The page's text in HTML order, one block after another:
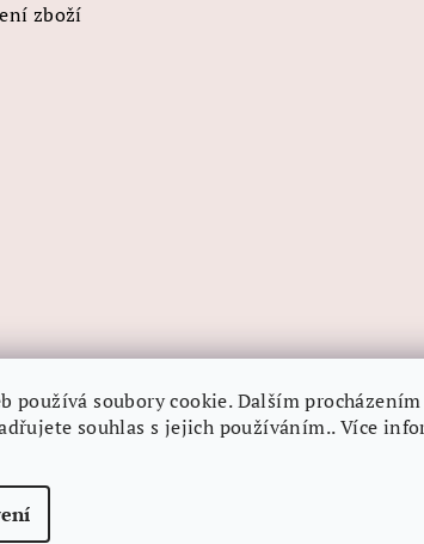
používá soubory cookie. Dalším
souhlas s jejich používáním.. Více
zboží